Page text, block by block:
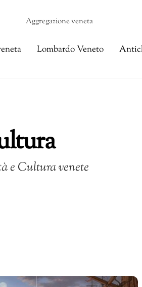
Aggregazione veneta
Lombardo Veneto
e Cultura venete